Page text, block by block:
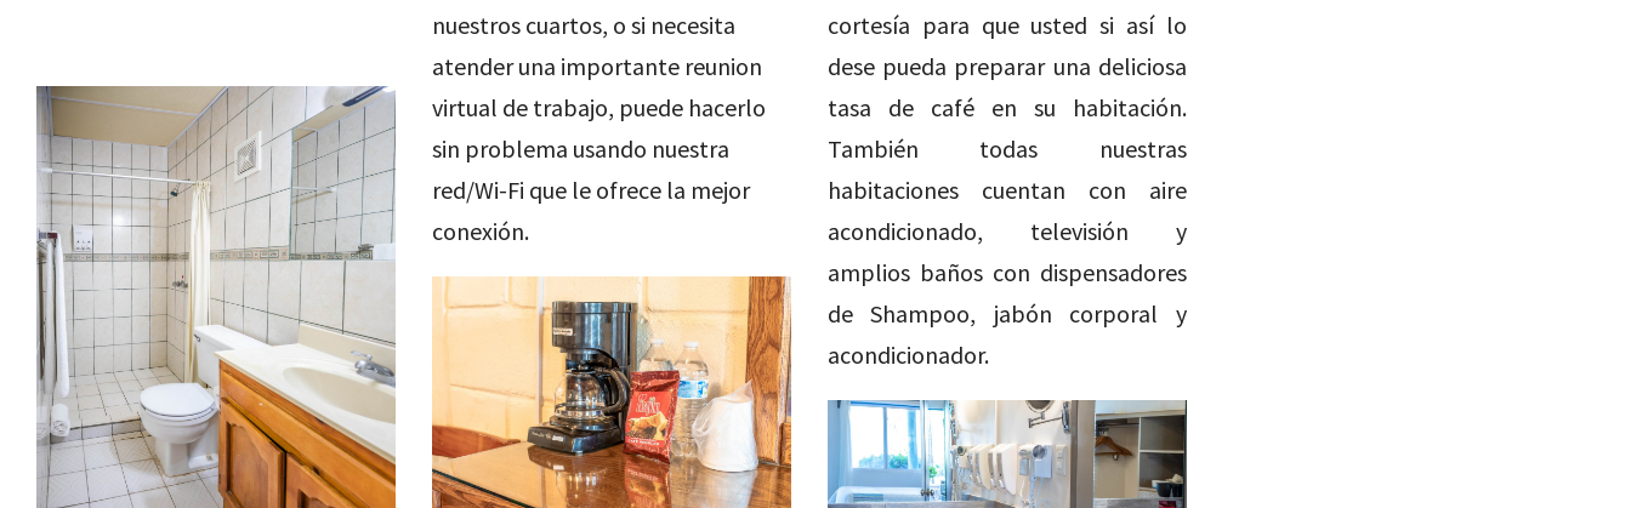
nuestros cuartos, o si necesita
atender una importante reunion
virtual de trabajo, puede hacerlo
sin problema usando nuestra
red/Wi-Fi que le ofrece la mejor
conexión.
cortesía para que usted si así lo
dese pueda preparar una deliciosa
tasa de café en su habitación.
También todas nuestras
habitaciones cuentan con aire
acondicionado, televisión y
amplios baños con dispensadores
de Shampoo, jabón corporal y
acondicionador.